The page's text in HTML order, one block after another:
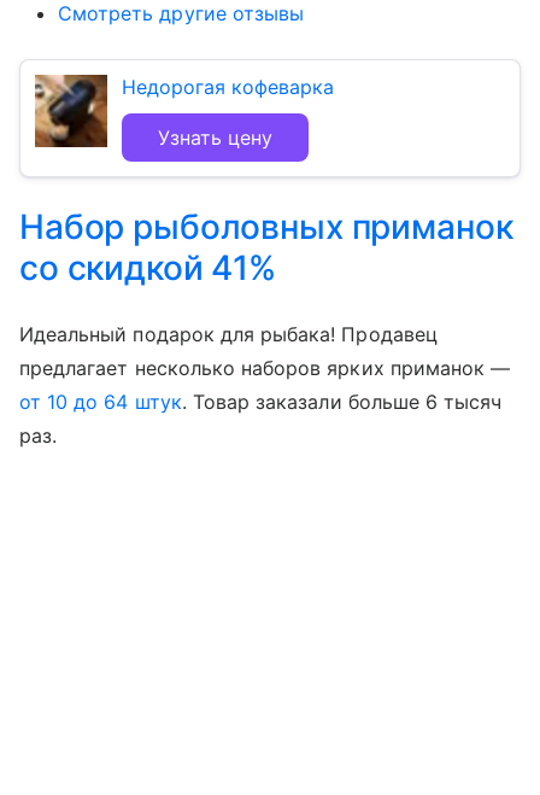
Смотреть другие отзывы
Недорогая кофеварка
Узнать цену
Набор рыболовных приманок
со скидкой 41%
Идеальный подарок для рыбака! Продавец
предлагает несколько наборов ярких приманок —
от 10 до 64 штук. Товар заказали больше 6 тысяч
раз.